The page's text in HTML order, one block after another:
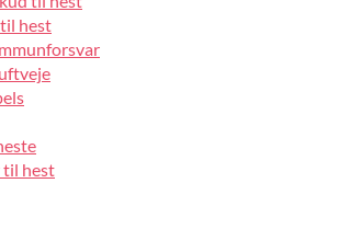
hest
til hest